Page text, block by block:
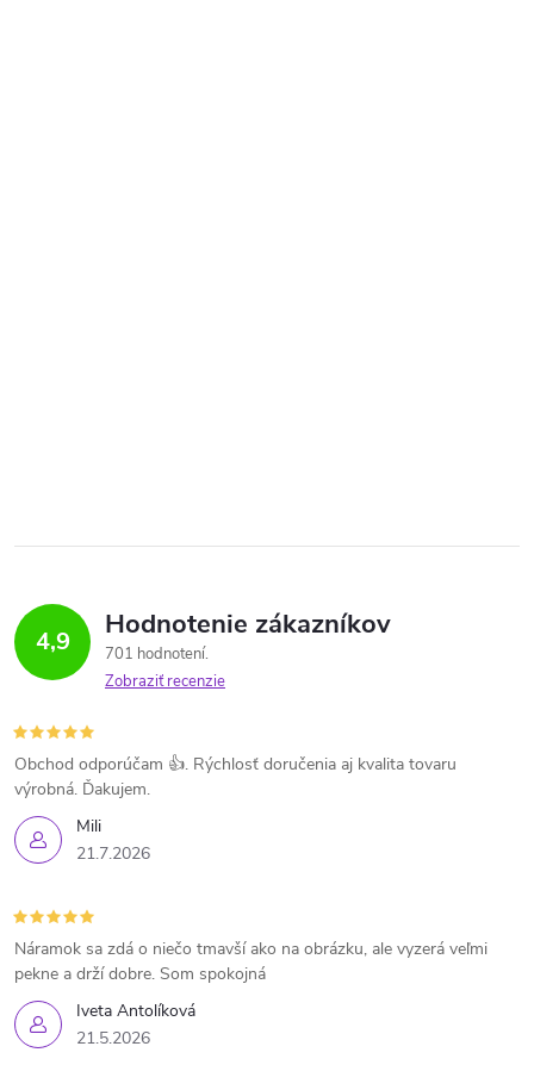
4,9 Hodnotenie zákazníkov
701 hodnotení
Zobraziť recenzie
Mili
21.7.2026
Obchod odporúčam 👍. Rýchlosť doručenia aj kvalita tovaru
výrobná. Ďakujem.
Iveta Antolíková
21.5.2026
Náramok sa zdá o niečo tmavší ako na obrázku, ale vyzerá veľmi
pekne a drží dobre. Som spokojná